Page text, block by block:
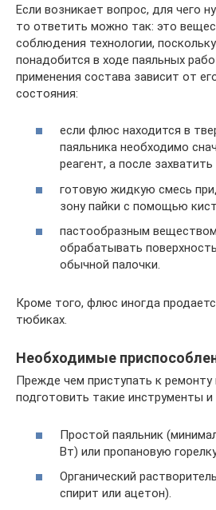
Если возникает вопрос, для чего
то ответить можно так: это
соблюдения технологии,
понадобится в ходе паяльных
применения состава зависит от
состояния:
если флюс находится в
паяльника необходимо
реагент, а после
готовую жидкую смесь
зону пайки с помощью
пастообразным
обрабатывать
обычной палочки.
Кроме того, флюс иногда
тюбиках.
Необходимые
Прежде чем приступать к ремонту
подготовить такие инструменты
Простой паяльник
Вт) или пропановую
Органический
спирит или ацетон).